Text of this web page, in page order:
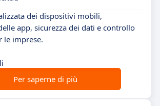
dei dispositivi mobili,
app, sicurezza dei dati e controllo
le imprese.
Per saperne di più